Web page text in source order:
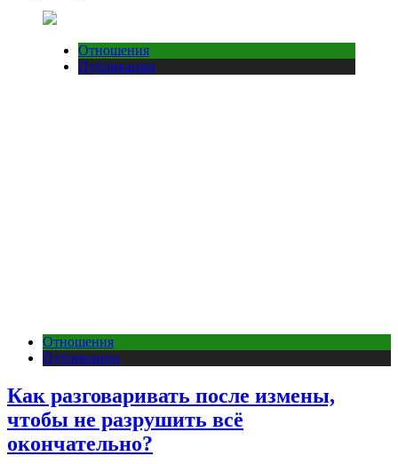
Отношения
Публикации
Отношения
Публикации
Как разговаривать после измены,
чтобы не разрушить всё
окончательно?